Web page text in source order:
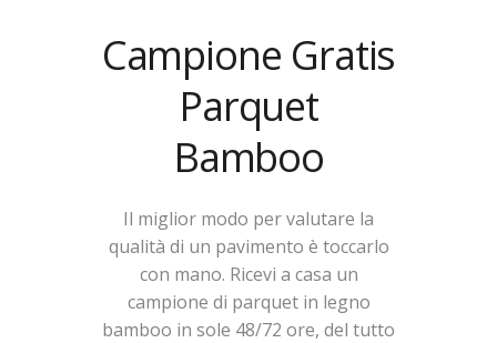
Campione Gratis
Parquet
Bamboo
Il miglior modo per valutare la
qualità di un pavimento è toccarlo
con mano. Ricevi a casa un
campione di parquet in legno
bamboo in sole 48/72 ore, del tutto